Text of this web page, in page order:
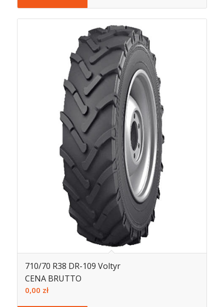
710/70 R38 DR-109 Voltyr
CENA BRUTTO
0,00 zł